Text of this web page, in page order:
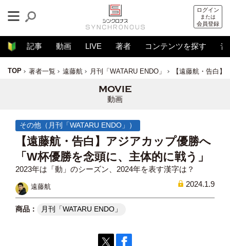
ログイン
または
会員登録
記事 動画 LIVE 著者 コンテンツを探す 音
TOP 著者一覧 遠藤航 月刊「WATARU ENDO」 【遠藤航・告白
動画
その他（月刊「WATARU ENDO」）
【遠藤航・告白】アジアカップ優勝へ
「W杯優勝を念頭に、主体的に戦う」
2023年は「動」のシーズン、2024年を表す漢字は？
遠藤航 2024.1.9
月刊「WATARU ENDO」